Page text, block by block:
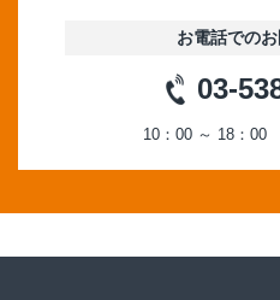
お電話での
03-
10：00 ～ 18：00